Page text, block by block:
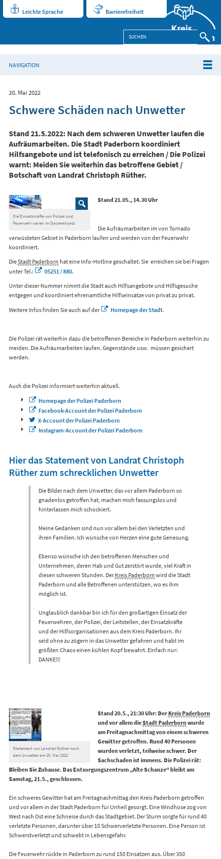
Leichte Sprache Barrierefreiheit
NAVIGATION
20. Mai 2022
Schwere Schäden nach Unwetter
Stand 21.5.2022: Nach dem schweren Unwetter laufen die
Aufräumarbeiten. Die Stadt Paderborn koordiniert
Hilfsangebote und ist telefonisch zu erreichen / Die Polizei
warnt: Meiden Sie weiterhin das betroffene Gebiet /
Botschaft von Landrat Christoph Rüther.
Die Einsatzkräfte von Polizei und
Feuerwehr waren im Dauereinsatz
Stand 21.05., 14.30 Uhr
Die Aufräumarbeiten im von Tornado
verwüsteten Gebiet in Paderborn laufen und werden von der Feuerwehr
koordiniert.
DieStadt Paderborn hat eine Info-Hotline geschaltet. Sie erreichen sie bei Fragen
unter Tel.:
05251 / 880.
Unter dieser Nummer nimmt die Stadt auch Hilfsangebote und Hilfsgesuche
entgegen und koordiniert ehrenamtliche Hilfseinsätze von privat zu privat.
Weitere Infos finden Sie auch auf der
Homepage der Stadt.
Die Polizei rät weiterhin dazu die betroffenen Bereiche in Paderborn weiterhin zu
meiden. Die Aufräumarbeiten laufen. Gegenstände usw. müssen gesichert
werden.
Auch die Polizei informiert weiterhin aktuell.
Homepage der Polizei Paderborn
Facebook-Account der Polizei Paderborn
X-Account der Polizei Paderborn
Instagram-Account der Polizei Paderborn
Hier das Statement von Landrat Christoph
Rüther zum schrecklichen Unwetter
Die Bilder nach dem Unwetter, das vor allem Paderborn so
gnadenlos getroffen hat, machen mich fassungslos und
hinterlassen mich schockiert.
Meine Gedanken sind nun vor allem bei den Verletzten und
ihren Familien. Ich wünsche von Herzen eine gute Genesung.
Ebenso wünsche ich den betroffenen Menschen und
Unternehmen, deren Hab und Gut zerstört wurde, viel Kraft in
diesen schweren Stunden. Der Kreis Paderborn wird die Stadt
Paderborn und alle Betroffenen unterstützen, wo es ihm
möglich ist.
Unglaublich dankbar bin ich für den großartigen Einsatz der
Feuerwehren, der Polizei, der Leitstellen, der Einsatzkräfte
und der Hilfsorganisationen aus dem Kreis Paderborn. Ihr
seid ohne zu zögern in das Unwetter gefahren und habt im
größten Chaos einen kühlen Kopf bewahrt. Einfach nur:
DANKE!!!
Statement von Landrat Rüther nach
dem Unwetter am 20. Mai 2022
Stand 20.5., 21:30 Uhr: Der Kreis Paderborn
und vor allem dieStadt Paderbornwurde
am Freitagnachmittag von einem schweren
Gewitter getroffen. Rund 40 Personen
wurden verletzt, teilweise schwer. Der
Sachschaden ist immens. Die Polizei rät:
Bleiben Sie Zuhause. Das Entsorgungszentrum „Alte Schanze“ bleibt am
Samstag, 21.5., geschlossen.
Ein schweres Gewitter hat am Freitagnachmittag den Kreis Paderborn getroffen
und vor allem in der Stadt Paderborn für Unheil gesorgt. Eine Windhose zog von
West nach Ost eine Schneise durch das Stadtgebiet. Der Sturm sorgte für rund 40
verletzte Personen, darunter über 10 Schwerverletzte Personen. Eine Person ist
Schwerstverletzt und schwebt in Lebensgefahr.
Die Feuerwehr rückte in Paderborn zu rund 150 Einsätzen aus. Über 350